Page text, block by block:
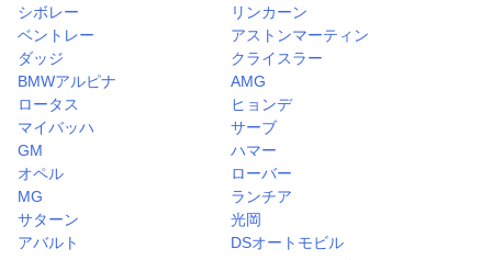
シボレー
リンカーン
ベントレー
アストンマーティン
ダッジ
クライスラー
BMWアルピナ
AMG
ロータス
ヒョンデ
マイバッハ
サーブ
GM
ハマー
オペル
ローバー
MG
ランチア
サターン
光岡
アバルト
DSオートモビル